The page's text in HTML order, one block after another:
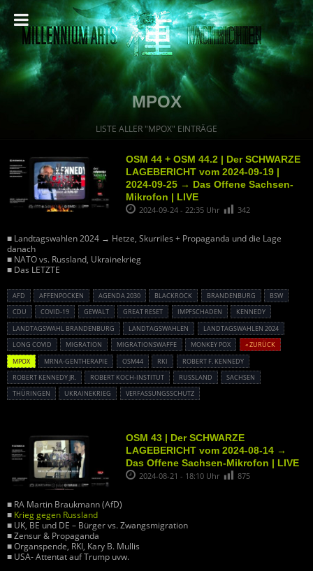
MPOX
LISTE ALLER "MPOX" EINTRÄGE
OSM 44 + OSM 44.2 | Der SCHWARZE
LAGEBERICHT vom 2024-09-19 |
2024-09-25 → Das Offene Sachsen-
Mikrofon | LIVE
2024-09-24 - 22:35 Uhr 342
■ Landtagswahlen 2024 → Hetze, Skurriles + Propaganda und die Lage
danach
■ NATO vs. Russland, Ukrainekrieg
■ Das LETZTE
AFD AFFENPOCKEN AGENDA 2030 BLACKROCK BRANDENBURG
BSW
CDU
COVID-19 GEWALT GREAT RESET IMPFSCHADEN
KENNEDY
LANDTAGSWAHL BRANDENBURG
LANDTAGSWAHLEN
LANDTAGSWAHLEN 2024
LONG COVID
MIGRATION MIGRATIONSWAFFE MONKEY POX
« ZURÜCK
MPOX
MRNA-GENTHERAPIE OSM44 RKI
ROBERT F. KENNEDY
ROBERT KENNEDY JR.
ROBERT KOCH-INSTITUT RUSSLAND
SACHSEN
THÜRINGEN
UKRAINEKRIEG VERFASSUNGSSCHUTZ
OSM 43 | Der SCHWARZE
LAGEBERICHT vom 2024-08-14 →
Das Offene Sachsen-Mikrofon | LIVE
2024-08-21 - 18:10 Uhr 875
■ RA Martin Braukmann (AfD)
■ Krieg gegen Russland
■ UK, BE und DE – Bürger vs. Zwangsmigration
■ Zensur & Propaganda
■ Organspende, RKI, Kary B. Mullis
■ USA- Attentat auf Trump uvw.